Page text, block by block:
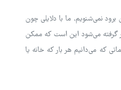
نمی‌شنویم. ما با دلایلی چون
گرفته می‌شود این است که ممکن
که می‌دانیم هر بار که خانه یا